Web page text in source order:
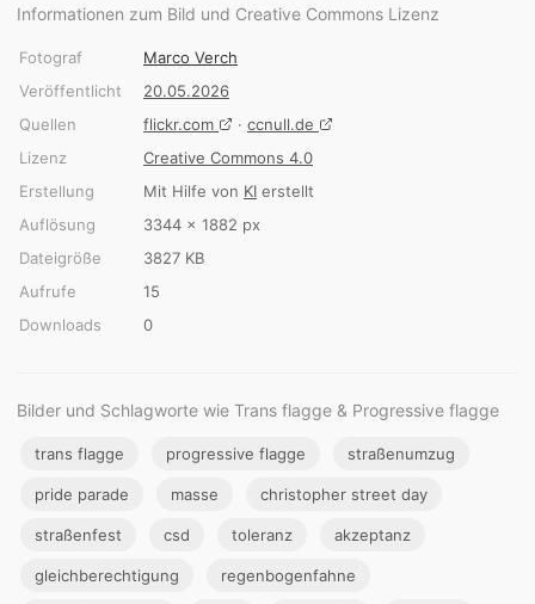
Informationen zum Bild und Creative Commons Lizenz
Fotograf
Marco Verch
Veröffentlicht
20.05.2026
Quellen
flickr.com · ccnull.de
Lizenz
Creative Commons 4.0
Erstellung
Mit Hilfe von KI erstellt
Auflösung
3344 × 1882 px
Dateigröße
3827 KB
Aufrufe
15
Downloads
0
Bilder und Schlagworte wie Trans flagge & Progressive flagge
trans flagge progressive flagge straßenumzug
pride parade masse christopher street day
straßenfest csd toleranz akzeptanz
gleichberechtigung regenbogenfahne